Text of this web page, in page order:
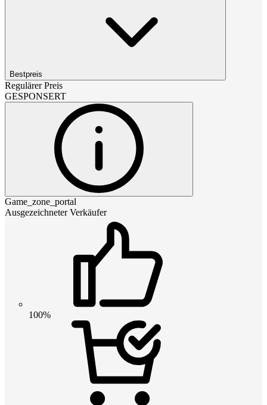
Bestpreis
Regulärer Preis
GESPONSERT
Game_zone_portal
Ausgezeichneter Verkäufer
100%